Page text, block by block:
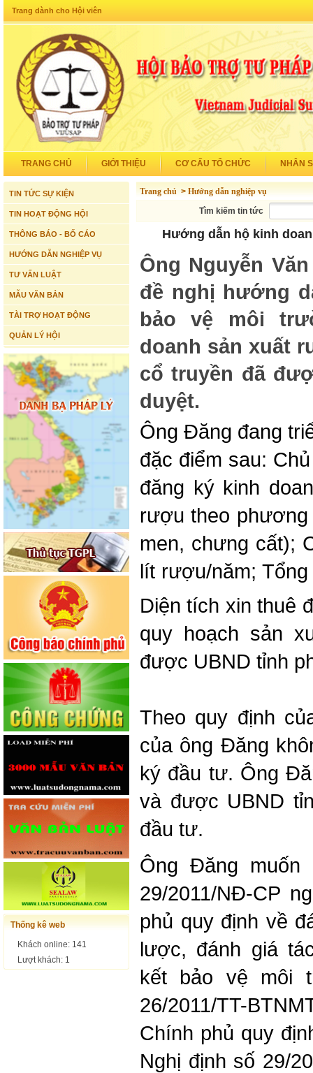
Trang dành cho Hội viên
TRANG CHỦ GIỚI THIỆU CƠ CẤU TỔ CHỨC NHÂN
TIN TỨC SỰ KIỆN
TIN HOẠT ĐỘNG HỘI
THÔNG BÁO - BỐ CÁO
HƯỚNG DẪN NGHIỆP VỤ
TƯ VẤN LUẬT
MẪU VĂN BẢN
TÀI TRỢ HOẠT ĐỘNG
QUẢN LÝ HỘI
Thống kê web
Khách online: 141
Lượt khách: 1
Trang chủ > Hướng dẫn nghiệp vụ
Tìm kiếm tin tức
Hướng dẫn hộ kinh
Ông Nguyễn
đề nghị hướng
bảo vệ môi
doanh sản xuất
cổ truyền đã
duyệt.
Ông Đăng đang
đặc điểm sau:
đăng ký kinh
rượu theo
men, chưng cất);
lít rượu/năm;
Diện tích xin thuê
quy hoạch sản
được UBND tỉnh
Theo quy định
của ông Đăng
ký đầu tư. Ông
và được UBND
đầu tư.
Ông Đăng muốn
29/2011/NĐ-CP
phủ quy định về
lược, đánh giá
kết bảo vệ môi
26/2011/TT-
Chính phủ quy
Nghị định số 29/